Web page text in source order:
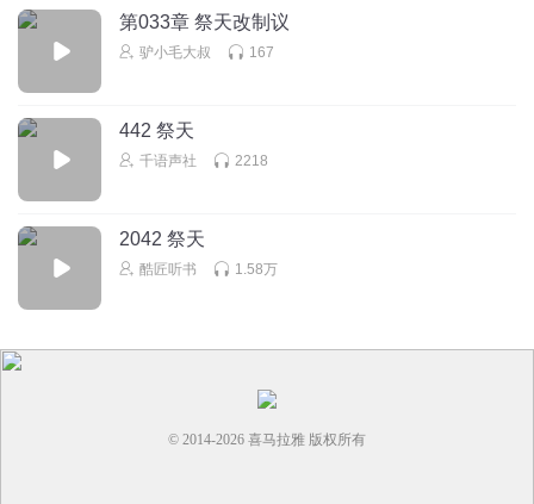
第033章 祭天改制议
驴小毛大叔 167
442 祭天
千语声社 2218
2042 祭天
酷匠听书 1.58万
© 2014-2026 喜马拉雅 版权所有